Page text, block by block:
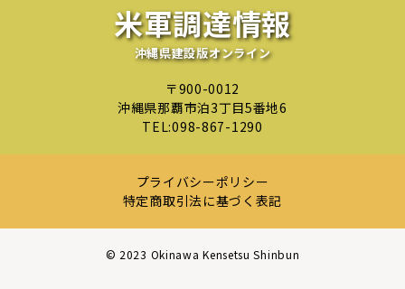
米軍調達情報
沖縄県建設版オンライン
〒900-0012
沖縄県那覇市泊3丁目5番地6
TEL:098-867-1290
プライバシーポリシー
特定商取引法に基づく表記
©︎ 2023 Okinawa Kensetsu Shinbun